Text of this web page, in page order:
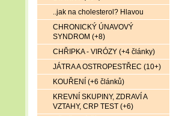
..jak na cholesterol? Hlavou
CHRONICKÝ ÚNAVOVÝ
SYNDROM (+8)
CHŘIPKA - VIRÓZY (+4 články)
JÁTRA A OSTROPESTŘEC (10+)
KOUŘENÍ (+6 článků)
KREVNÍ SKUPINY, ZDRAVÍ A
VZTAHY, CRP TEST (+6)